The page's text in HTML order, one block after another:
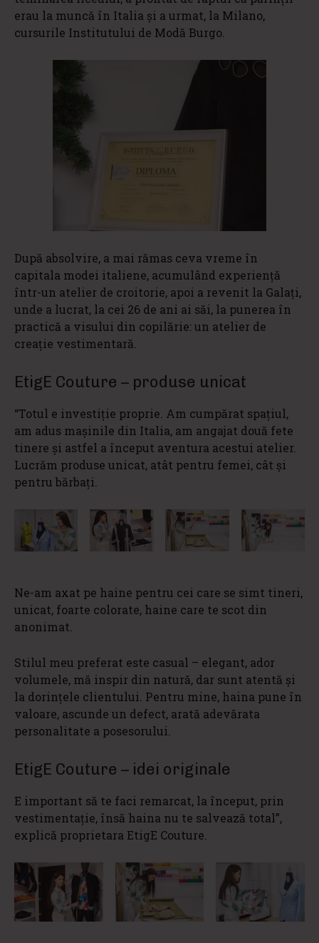
erau la muncă în Italia și a urmat, la Milano,
cursurile Institutului de Modă Burgo.
După absolvire, a mai rămas ceva vreme în
capitala modei italiene, acumulând experiență
într-un atelier de croitorie, apoi a revenit la Galați,
unde a lucrat, la cei 26 de ani ai săi, la punerea în
practică a visului din copilărie: un atelier de
creație vestimentară.
EtigE Couture – produse unicat
“Totul e investiție proprie. Am cumpărat spațiul,
am adus mașinile din Italia, am angajat două fete
tinere și astfel a început aventura acestui atelier.
Lucrăm produse unicat, atât pentru femei, cât și
pentru bărbați.
Ne-am axat pe haine pentru cei care se simt tineri,
unicat, foarte colorate, haine care te scot din
anonimat.
Stilul meu preferat este casual – elegant, ador
volumele, mă inspir din natură, dar sunt atentă și
la dorințele clientului. Pentru mine, haina pune în
valoare, ascunde un defect, arată adevărata
personalitate a posesorului.
EtigE Couture – idei originale
E important să te faci remarcat, la început, prin
vestimentație, însă haina nu te salvează total”,
explică proprietara EtigE Couture.